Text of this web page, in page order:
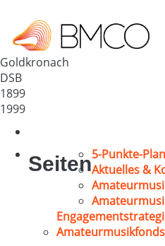
Deutschland
95497
Goldkronach
DSB
1899
1999
Seiten5-Punkte-
Aktuelles &
Amateurmusikfonds